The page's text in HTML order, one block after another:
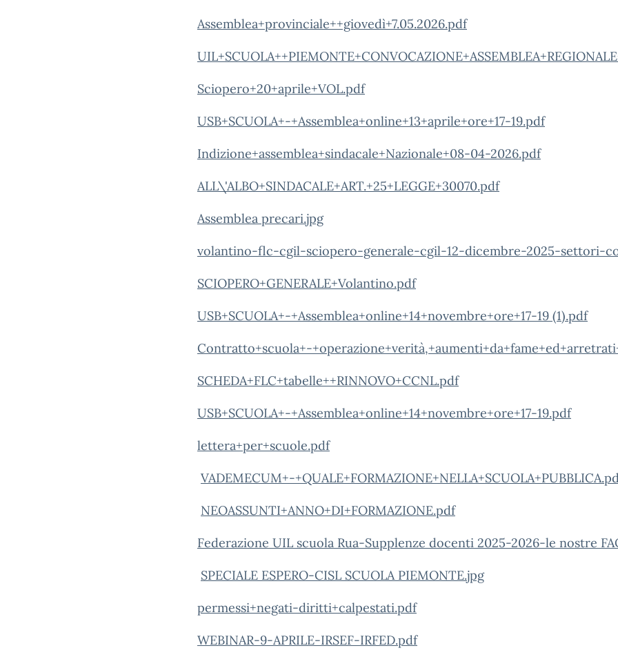
Assemblea+provinciale++giovedì+7.05.2026.pdf
Sciopero+20+aprile+VOL.pdf
USB+SCUOLA+-+Assemblea+online+13+aprile+ore+17-19.pdf
Indizione+assemblea+sindacale+Nazionale+08-04-2026.pdf
ALL\'ALBO+SINDACALE+ART.+25+LEGGE+30070.pdf
Assemblea precari.jpg
volantino-flc-cgil-sciopero-generale-cgil-12-dicembre-2025-settori-
SCIOPERO+GENERALE+Volantino.pdf
USB+SCUOLA+-+Assemblea+online+14+novembre+ore+17-19 (1).pdf
Contratto+scuola+-
SCHEDA+FLC+tabelle++RINNOVO+CCNL.pdf
USB+SCUOLA+-+Assemblea+online+14+novembre+ore+17-19.pdf
lettera+per+scuole.pdf
VADEMECUM+-
NEOASSUNTI+ANNO+DI+FORMAZIONE.pdf
Federazione UIL scuola Rua-Supplenze docenti 2025-2026-le nostre
SPECIALE ESPERO-CISL SCUOLA PIEMONTE.jpg
permessi+negati-diritti+calpestati.pdf
WEBINAR-9-APRILE-IRSEF-IRFED.pdf